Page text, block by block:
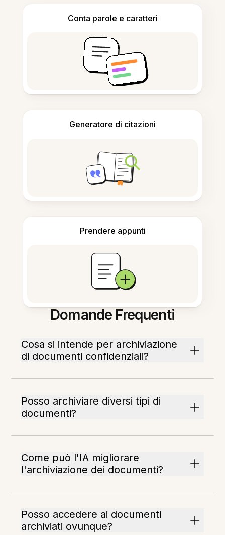
Conta parole e caratteri
Generatore di citazioni
Prendere appunti
Domande Frequenti
Cosa si intende per archiviazione
di documenti confidenziali?
Posso archiviare diversi tipi di
documenti?
Come può l'IA migliorare
l'archiviazione dei documenti?
Posso accedere ai documenti
archiviati ovunque?